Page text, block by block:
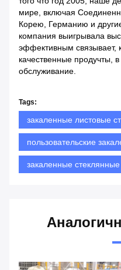
мире, включая
Корею, Германию и
компания выигрывала
эффективным связывает,
качественные продучты,
обслуживание.
Tags:
закаленные листовые
пользовательские
закаленные